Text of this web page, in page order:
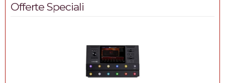
Offerte Speciali